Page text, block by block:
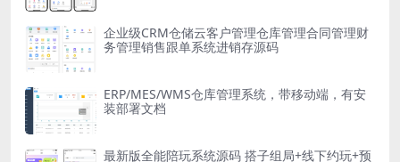
企业级CRM仓储云客户管理仓库管理合同管理财
务管理销售跟单系统进销存源码
ERP/MES/WMS仓库管理系统，带移动端，有安
装部署文档
最新版全能陪玩系统源码 搭子组局+线下约玩+预